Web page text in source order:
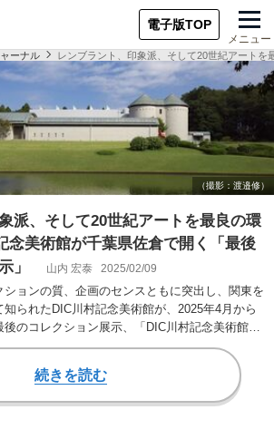
電子版TOP
メニュー
ーナル レンブラント、印象派、そして20世紀アート
派、そして20世紀アートを最良の環
念美術館が千葉県佐倉で開く「最後
」
山内 宏泰 2025/02/09
ョンの質、企画のセンスともに突出し、関東を
られたDIC川村記念美術館が、2025年4月から
のコレクション展示、「DIC川村記念美術館
続きを読む